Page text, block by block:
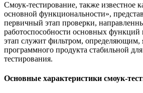
Смоук-тестирование, также известное
основной функциональности»,
первичный этап проверки,
работоспособности основных
этап служит фильтром, определяющим,
программного продукта стабильной
тестирования.
Основные характеристики смоук-